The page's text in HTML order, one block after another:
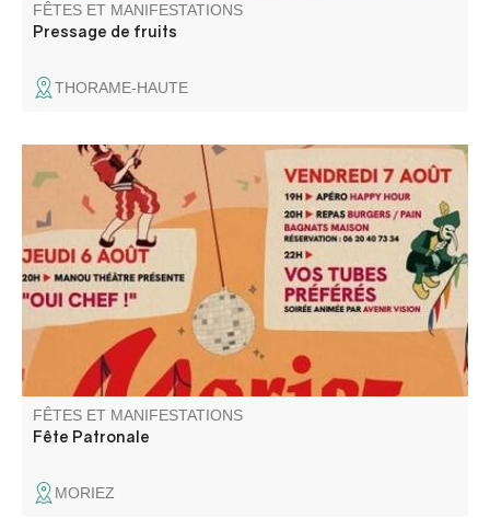
FÊTES ET MANIFESTATIONS
Pressage de fruits
THORAME-HAUTE
Le Comité des fêtes vous propose ses soirées
dansantes,. fanfare, animation pour enfants, concours de
longue, messe, dépôt de gerbes, et repas sur résa.
FÊTES ET MANIFESTATIONS
Fête Patronale
MORIEZ